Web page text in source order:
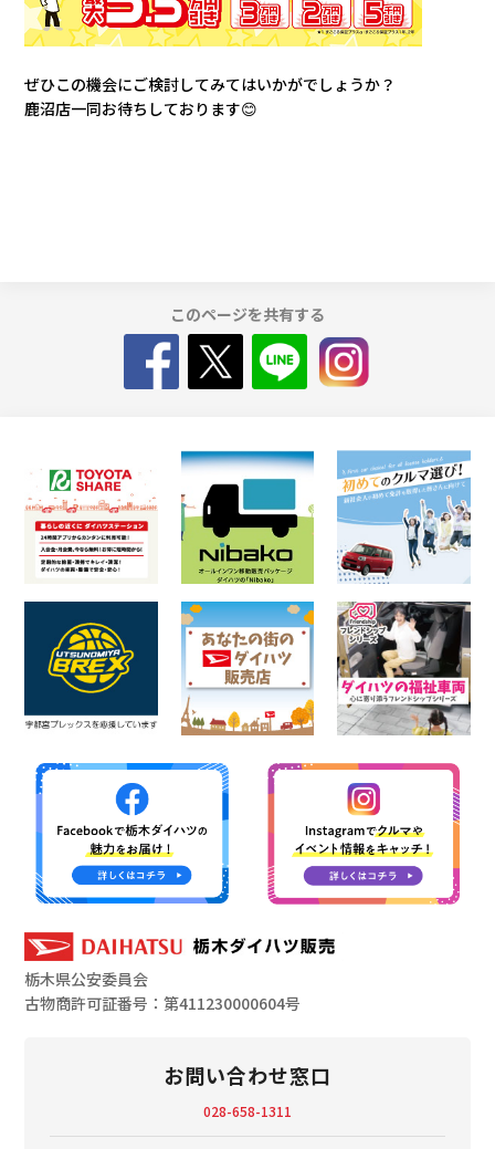
ぜひこの機会にご検討してみてはいかがでしょうか？
鹿沼店一同お待ちしております😊
このページを共有する
栃木県公安委員会
古物商許可証番号：第411230000604号
お問い合わせ窓口
028-658-1311